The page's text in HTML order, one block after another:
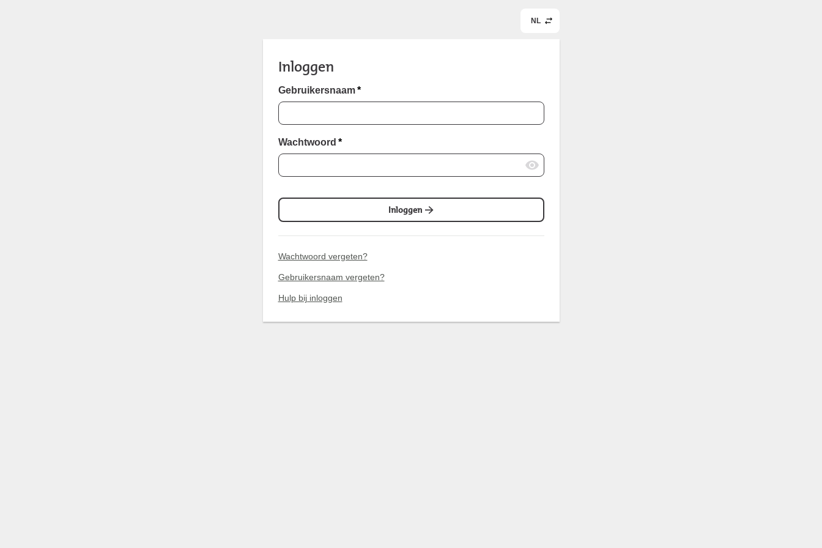
NL
Inloggen
Gebruikersnaam *
Wachtwoord *
Inloggen
Wachtwoord vergeten?
Gebruikersnaam vergeten?
Hulp bij inloggen